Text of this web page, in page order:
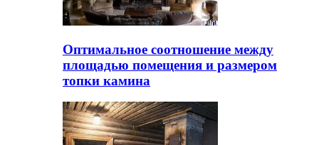
Оптимальное соотношение между
площадью помещения и размером
топки камина